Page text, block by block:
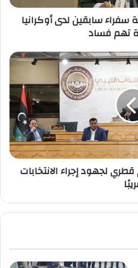
سفراء سابقين لدى أوكرانيا
تهم فساد
لجهود إجراء الانتخابات